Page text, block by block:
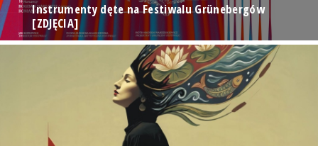
Instrumenty dęte na Festiwalu Grünebergów
[ZDJĘCIA]